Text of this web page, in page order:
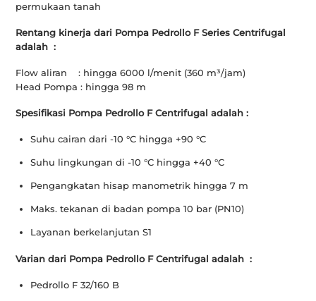
permukaan tanah
Rentang kinerja dari Pompa Pedrollo F Series Centrifugal
adalah :
Flow aliran : hingga 6000 l/menit (360 m³/jam)
Head Pompa : hingga 98 m
Spesifikasi Pompa Pedrollo F Centrifugal adalah :
Suhu cairan dari -10 °C hingga +90 °C
Suhu lingkungan di -10 °C hingga +40 °C
Pengangkatan hisap manometrik hingga 7 m
Maks. tekanan di badan pompa 10 bar (PN10)
Layanan berkelanjutan S1
Varian dari Pompa Pedrollo F Centrifugal adalah :
Pedrollo F 32/160 B